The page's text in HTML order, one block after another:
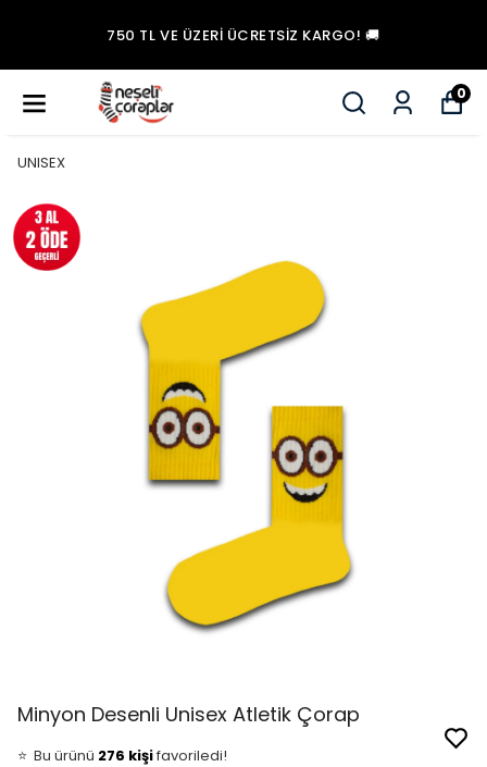
750 TL VE ÜZERI ÜCRETSİZ KARGO! 🚚
0
UNISEX
Minyon Desenli Unisex Atletik Çorap
Şu an
⭐️ Bu ürünü 276 kişifavoriledi!